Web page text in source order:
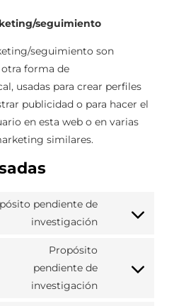
seguimiento
seguimiento son
forma de
usadas para crear perfiles
publicidad o para hacer el
en esta web o en varias
similares.
pendiente de
investigación
Propósito
pendiente de
investigación